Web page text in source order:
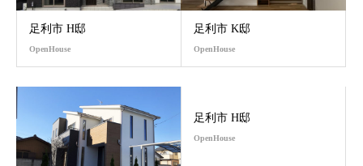
足利市 H邸
OpenHouse
足利市 K邸
OpenHouse
足利市 H邸
OpenHouse